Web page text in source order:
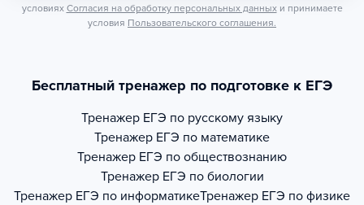
условиях Согласия на обработку персональных данных и принимаете
условия Пользовательского соглашения.
Бесплатный тренажер по подготовке к ЕГЭ
Тренажер ЕГЭ по русскому языку
Тренажер ЕГЭ по математике
Тренажер ЕГЭ по обществознанию
Тренажер ЕГЭ по биологии
Тренажер ЕГЭ по информатикеТренажер ЕГЭ по физике